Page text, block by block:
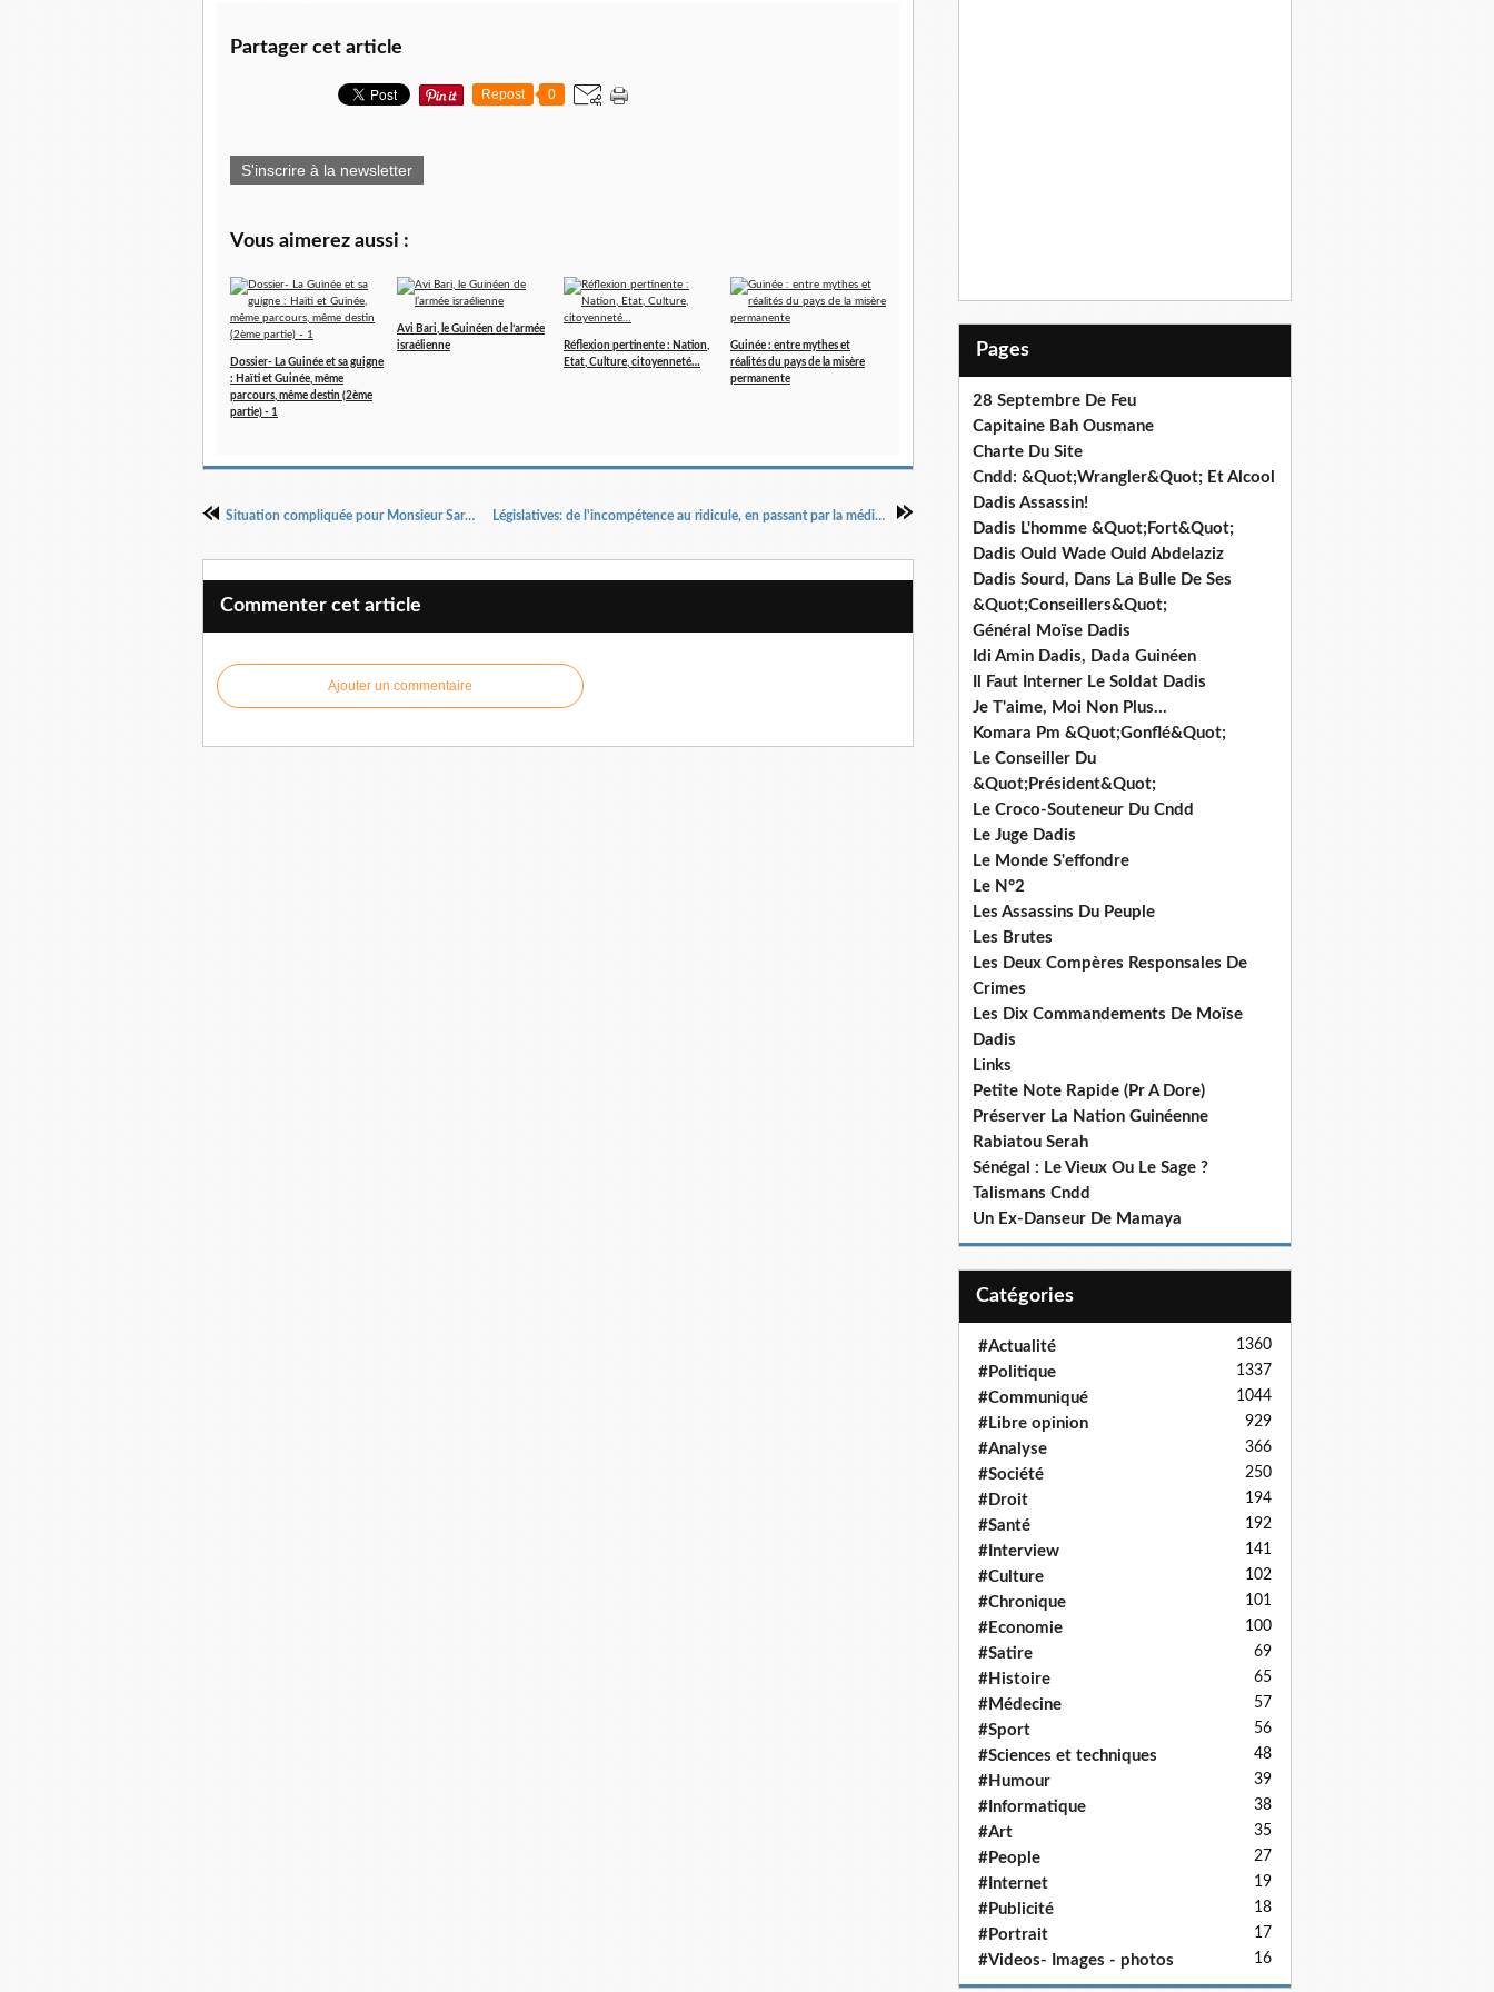
Partager cet article
Repost 0
S'inscrire à la newsletter
Vous aimerez aussi :
Dossier- La Guinée et sa guigne
: Haïti et Guinée, même
parcours, même destin (2ème
partie) - 1
Avi Bari, le Guinéen de l’armée
israélienne
Réflexion pertinente : Nation,
Etat, Culture, citoyenneté…
Guinée : entre mythes et
réalités du pays de la misère
permanente
Situation compliquée pour Monsieur Sarkozy Législatives: de l'incompétence au ridicule, en passant par la médiocrité.
Commenter cet article
Ajouter un commentaire
Pages
28 Septembre De Feu
Capitaine Bah Ousmane
Charte Du Site
Cndd: &Quot;Wrangler&Quot; Et Alcool
Dadis Assassin!
Dadis L'homme &Quot;Fort&Quot;
Dadis Ould Wade Ould Abdelaziz
Dadis Sourd, Dans La Bulle De Ses
&Quot;Conseillers&Quot;
Général Moïse Dadis
Idi Amin Dadis, Dada Guinéen
Il Faut Interner Le Soldat Dadis
Je T'aime, Moi Non Plus...
Komara Pm &Quot;Gonflé&Quot;
Le Conseiller Du
&Quot;Président&Quot;
Le Croco-Souteneur Du Cndd
Le Juge Dadis
Le Monde S'effondre
Le N°2
Les Assassins Du Peuple
Les Brutes
Les Deux Compères Responsales De
Crimes
Les Dix Commandements De Moïse
Dadis
Links
Petite Note Rapide (Pr A Dore)
Préserver La Nation Guinéenne
Rabiatou Serah
Sénégal : Le Vieux Ou Le Sage ?
Talismans Cndd
Un Ex-Danseur De Mamaya
Catégories
#Actualité 1360
#Politique 1337
#Communiqué 1044
#Libre opinion 929
#Analyse 366
#Société 250
#Droit 194
#Santé 192
#Interview 141
#Culture 102
#Chronique 101
#Economie 100
#Satire 69
#Histoire 65
#Médecine 57
#Sport 56
#Sciences et techniques 48
#Humour 39
#Informatique 38
#Art 35
#People 27
#Internet 19
#Publicité 18
#Portrait 17
#Videos- Images - photos 16